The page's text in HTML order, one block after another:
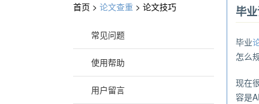
首页 > 论文查重 > 论文技巧
常见问题
使用帮助
用户留言
毕
毕业
怎么
现在
容是